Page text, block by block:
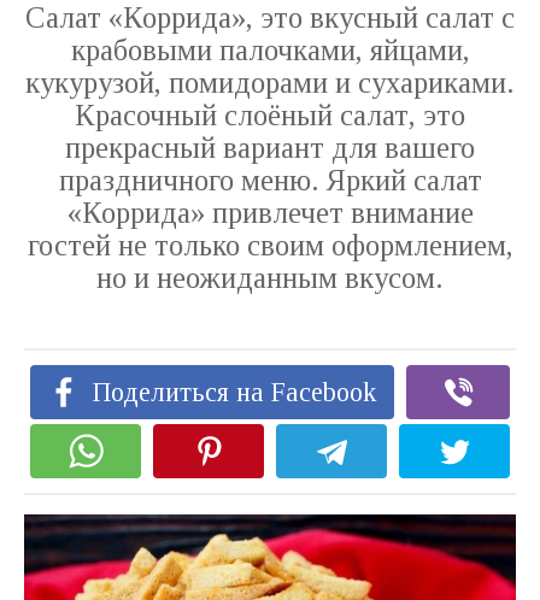
Салат «Коррида», это вкусный салат с
крабовыми палочками, яйцами,
кукурузой, помидорами и сухариками.
Красочный слоёный салат, это
прекрасный вариант для вашего
праздничного меню. Яркий салат
«Коррида» привлечет внимание
гостей не только своим оформлением,
но и неожиданным вкусом.
Поделиться на Facebook